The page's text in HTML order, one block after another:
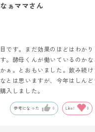
なぁママさん
です。まだ効果のほどはわか
。酵母くんが働いているのかな
ぁ。とおもいました。飲み続
とは思いますが、今年はしん
入しました。
参考になった 0 Like! 0